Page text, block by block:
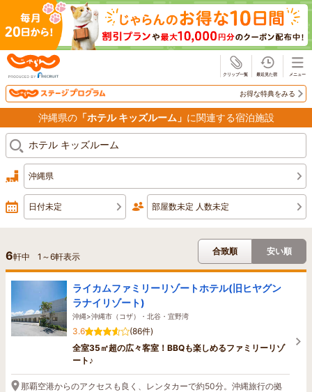
お得な特典をみる
沖縄県の「ホテル キッズルーム」 に関連する宿泊施設
沖縄県
日付未定 部屋数未定 人数未定
6軒中 1 ～6軒表示
合致順 安い順
ライカムファミリーリゾートホテル(旧ヒヤグン
ラナイリゾート)
沖縄>沖縄市（コザ）・北谷・宜野湾
3.6
(86件)
全室35㎡超の広々客室！BBQも楽しめるファミリーリゾ
ート♪
那覇空港からのアクセスも良く、レンタカーで約50分。沖縄旅行の拠